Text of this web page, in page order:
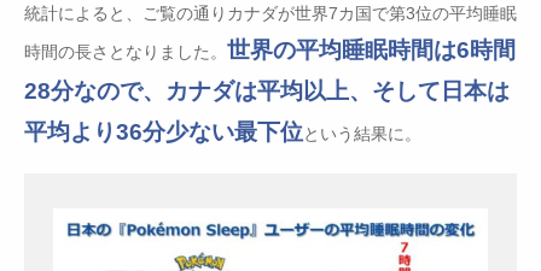
統計によると、ご覧の通りカナダが世界7カ国で第3位の平均睡眠
時間の長さとなりました。 世界の平均睡眠時間は6時間
28分なので、カナダは平均以上、そして日本は
平均より36分少ない最下位という結果に。